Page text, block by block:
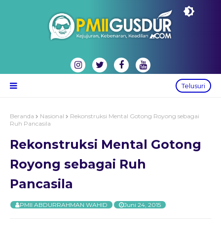
Telusuri
Beranda Nasional
Rekonstruksi Mental Gotong Royong sebagai
Ruh Pancasila
Rekonstruksi Mental Gotong
Royong sebagai Ruh
Pancasila
PMII ABDURRAHMAN WAHID Juni 24, 2015